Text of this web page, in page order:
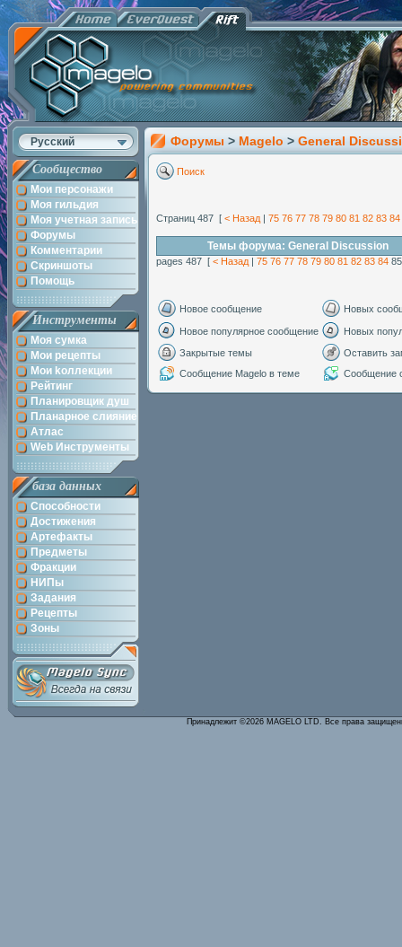
Русский
Сообщество
Мои персонажи
Моя гильдия
Моя учетная запись
Форумы
Комментарии
Скриншоты
Помощь
Инструменты
Моя сумка
Мои рецепты
Мои kоллекции
Рейтинг
Планировщик душ
Планарное слияние
Атлас
Web Инструменты
база данных
Способности
Достижения
Артефакты
Предметы
Фракции
НИПы
Задания
Рецепты
Зоны
Форумы > Magelo > General
Поиск
Страниц 487 [ < Назад | 75 76 77 78 79 80 81 82 83 84
Темы форума: General Discussion
pages 487 [ < Назад | 75 76 77 78 79 80 81 82 83 84
Новое сообщение Новых
Новое популярное сообщение
Новых
Закрытые темы
Оставить
Сообщение Magelo в теме
Сообщение
Принадлежит ©2026 MAGELO LTD. Все права